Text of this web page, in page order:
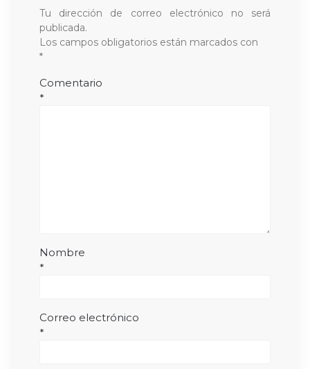
Tu dirección de correo electrónico no será
publicada.
Los campos obligatorios están marcados con
*
Comentario
*
Nombre
*
Correo electrónico
*